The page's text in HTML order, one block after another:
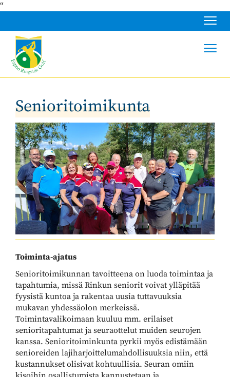
“
Senioritoimikunta
Toiminta-ajatus
Senioritoimikunnan tavoitteena on luoda toimintaa ja
tapahtumia, missä Rinkun seniorit voivat ylläpitää
fyysistä kuntoa ja rakentaa uusia tuttavuuksia
mukavan yhdessäolon merkeissä.
Toimintavalikoimaan kuuluu mm. erilaiset
senioritapahtumat ja seuraottelut muiden seurojen
kanssa. Senioritoiminkunta pyrkii myös edistämään
senioreiden lajiharjoittelumahdollisuuksia niin, että
kustannukset olisivat kohtuullisia. Seuran omiin